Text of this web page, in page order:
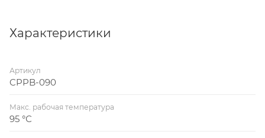
вертикальном и другом положении
Характеристики
Артикул
CPPB-090
Макс. рабочая температура
95 °С